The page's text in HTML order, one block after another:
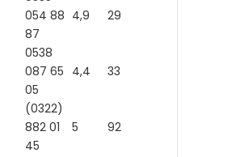
054 88
87
4,9 29
0538
087 65
05
4,4 33
(0322)
882 01
45
5 92